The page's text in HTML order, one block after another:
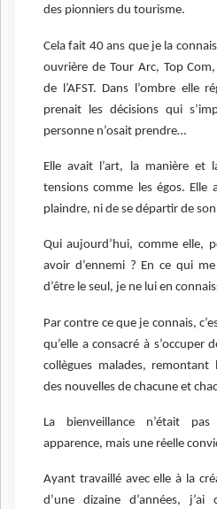
des pionniers du tourisme.
Cela fait 40 ans que je la
ouvrière de Tour Arc, Top
de l’AFST. Dans l’ombre elle
prenait les décisions qui
personne n’osait prendre…
Elle avait l’art, la manière et
tensions comme les égos. Elle
plaindre, ni de se départir de
Qui aujourd’hui, comme elle,
avoir d’ennemi ? En ce qui
d’être le seul, je ne lui en
Par contre ce que je connais,
qu’elle a consacré à s’occuper
collègues malades, remontant
des nouvelles de chacune et
La bienveillance n’était
apparence, mais une réelle
Ayant travaillé avec elle à la
d’une dizaine d’années,